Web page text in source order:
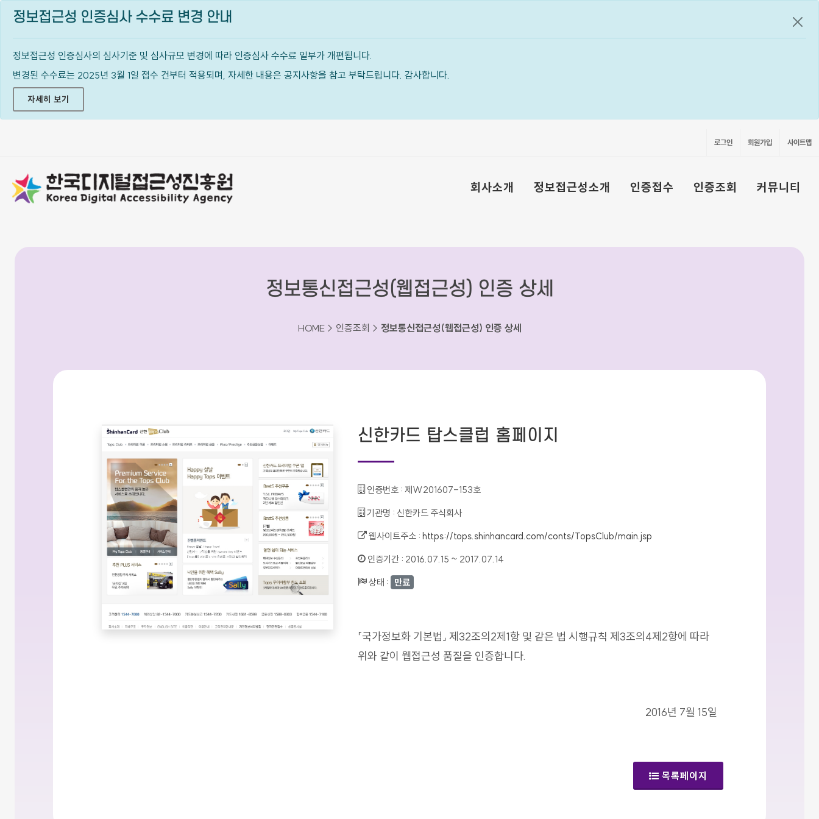
정보접근성 인증심사 수수료 변경 안내
정보접근성 인증심사의 심사기준 및 심사규모 변경에 따라 인증심사 수수료 일부가 개편됩니다.
변경된 수수료는 2025년 3월 1일 접수 건부터 적용되며, 자세한 내용은 공지사항을 참고 부탁드립니다. 감사합니다.
자세히 보기
공지
로그인 회원가입 사이트맵
회사소개 정보접근성소개 인증접수 인증조회 커뮤니티
정보통신접근성(웹접근성) 인증 상세
HOME > 인증조회 > 정보통신접근성(웹접근성) 인증 상세
신한카드 탑스클럽 홈페이지
인증번호 :제W201607-153호
기관명 : 신한카드 주식회사
웹사이트주소 :https://tops.shinhancard.com/conts/TopsClub/main.jsp
인증기간 : 2016.07.15 ~ 2017.07.14
상태 : 만료
「국가정보화 기본법」 제32조의2제1항 및 같은 법 시행규칙 제3조의4제2항에 따라
위와 같이 웹접근성 품질을 인증합니다.
2016년 7월 15일
목록페이지